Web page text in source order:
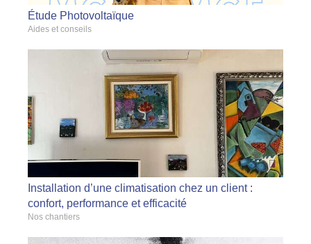
Étude Photovoltaïque
Aides et conseils
Installation d’une climatisation chez un client :
confort, performance et efficacité
Nos chantiers